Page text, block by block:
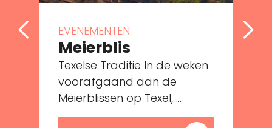
EVENEMENTEN
Meierblis
Texelse Traditie In de weken
voorafgaand aan de
Meierblissen op Texel, ...